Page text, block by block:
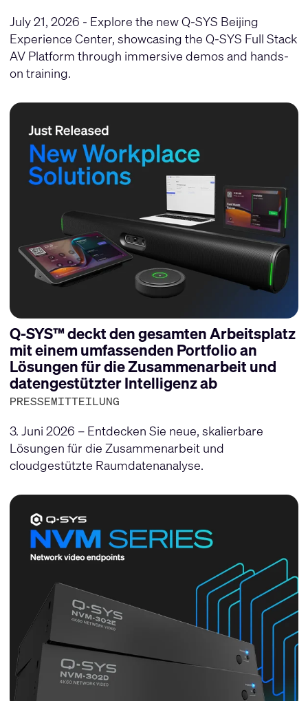
July 21, 2026 - Explore the new Q-SYS Beijing
Experience Center, showcasing the Q-SYS Full Stack
AV Platform through immersive demos and hands-
on training.
Q-SYS™ deckt den gesamten Arbeitsplatz
mit einem umfassenden Portfolio an
Lösungen für die Zusammenarbeit und
datengestützter Intelligenz ab
PRESSEMITTEILUNG
3. Juni 2026 – Entdecken Sie neue, skalierbare
Lösungen für die Zusammenarbeit und
cloudgestützte Raumdatenanalyse.